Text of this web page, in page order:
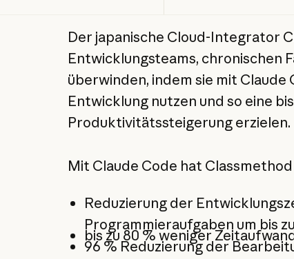
Der japanische Cloud-Integrator
Entwicklungsteams, chronischen
überwinden, indem sie mit
Entwicklung nutzen und so eine
Produktivitätssteigerung erzielen.
Mit Claude Code hat
Reduzierung der
Programmieraufgaben um bis
bis zu 80 % weniger
96 % Reduzierung der